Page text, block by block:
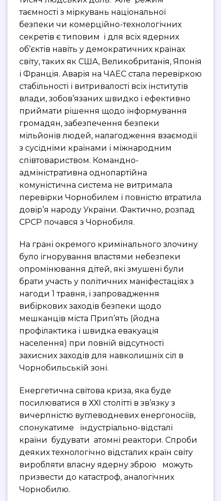
таємності з міркувань національної
безпеки чи комерційно-технологічних
секретів є типовим і для всіх ядерних
об’єктів навіть у демократичних країнах
світу, таких як США, Великобританія, Японія
і Франція. Аварія на ЧАЕС стала перевіркою
стабільності і витривалості всіх інститутів
влади, зобов’язаних швидко і ефективно
приймати рішення щодо інформування
громадян, забезпечення безпеки
мільйонів людей, налагодження взаємодії
з сусідніми країнами і міжнародним
співтовариством. Командно-
адміністративна однопартійна
комуністична система не витримала
перевірки Чорнобилем і повністю втратила
довір’я народу України. Фактично, розпад
СРСР почався з Чорнобиля.
На грані окремого кримінального злочину
було ігнорування властями небезпеки
опромінювання дітей, які змушені були
брати участь у політичних маніфестаціях з
нагоди 1 травня, і запровадження
вибіркових заходів безпеки щодо
мешканців міста Прип’ять (йодна
профілактика і швидка евакуація
населення) при повній відсутності
захисних заходів для навколишніх сіл в
Чорнобильській зоні.
Енергетична світова криза, яка буде
посилюватися в ХХІ столітті в зв’язку з
вичерпністю вуглеводневих енергоносіїв,
спонукатиме індустріально-відсталі
країни будувати атомні реактори. Спроби
деяких технологічно відсталих країн світу
виробляти власну ядерну зброю можуть
призвести до катастроф, аналогічних
Чорнобилю.